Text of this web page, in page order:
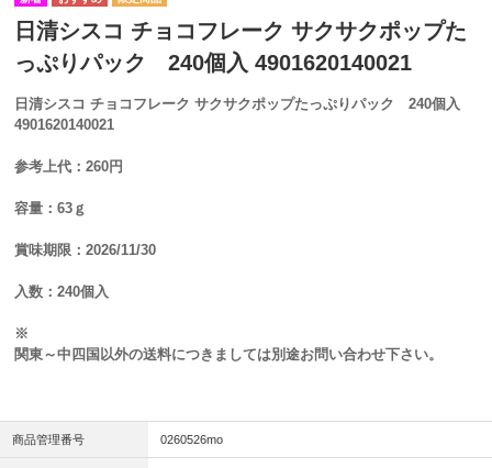
日清シスコ チョコフレーク サクサクポップた
っぷりパック 240個入 4901620140021
日清シスコ チョコフレーク サクサクポップたっぷりパック 240個入
4901620140021
参考上代：260円
容量：63ｇ
賞味期限：2026/11/30
入数：240個入
※
関東～中四国以外の送料につきましては別途お問い合わせ下さい。
商品管理番号 0260526mo